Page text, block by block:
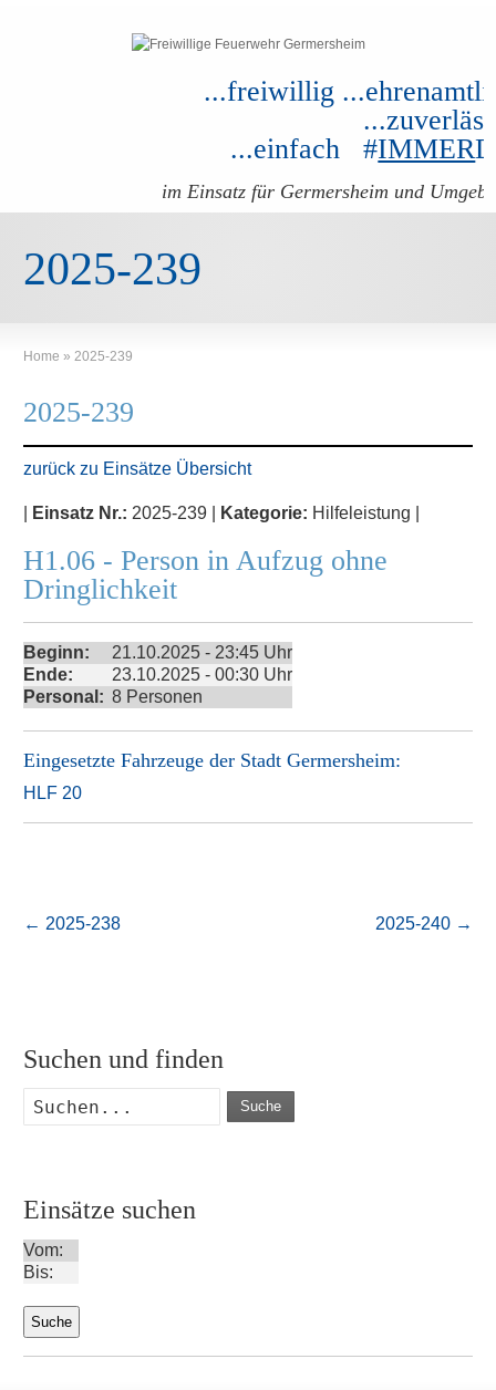
...freiwillig
...einfach #IMMER
im Einsatz für Germersheim und
2025-239
Home » 2025-239
2025-239
zurück zu Einsätze Übersicht
Einsatz Nr.: 2025-239 | Kategorie: Hilfeleistung |
H1.06 - Person in Aufzug ohne
Dringlichkeit
Beginn:
21.10.2025 - 23:45 Uhr
Ende:
23.10.2025 - 00:30 Uhr
Personal: 8 Personen
Eingesetzte Fahrzeuge der Stadt Germersheim:
HLF 20
← 2025-238 2025-240 →
Suchen und finden
Suche
Einsätze suchen
Vom:
Bis: